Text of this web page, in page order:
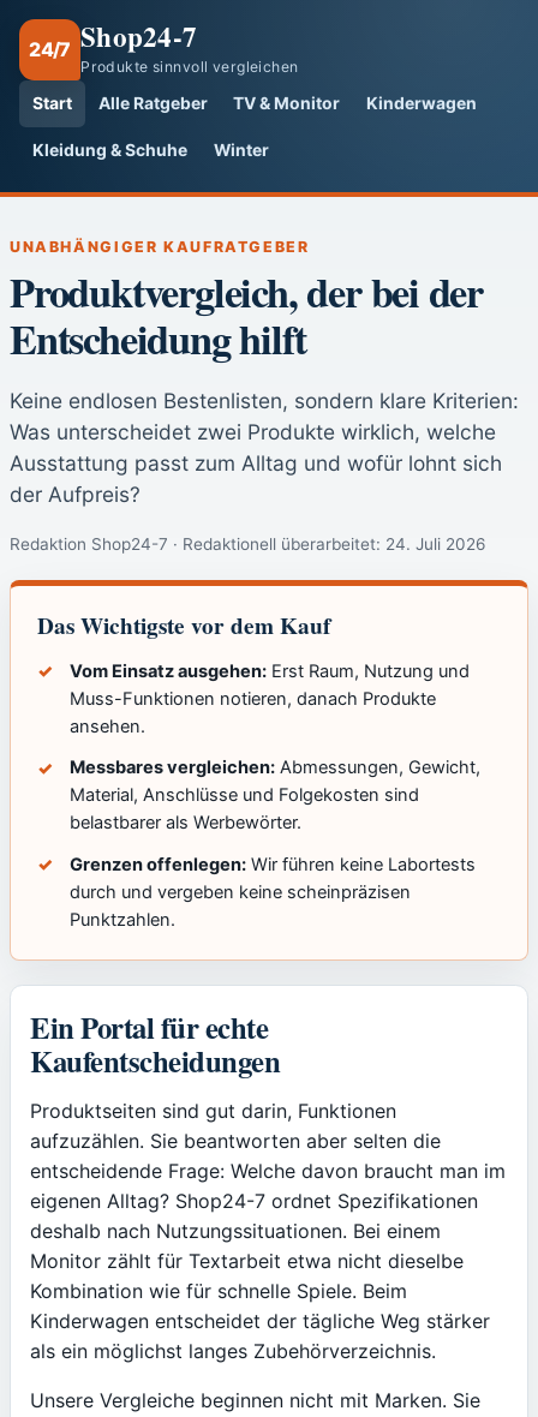
24/7 Shop24-7
Produkte sinnvoll vergleichen
Start Alle Ratgeber TV & Monitor Kinderwagen
Kleidung & Schuhe Winter
UNABHÄNGIGER KAUFRATGEBER
Produktvergleich, der bei der
Entscheidung hilft
Keine endlosen Bestenlisten, sondern klare Kriterien:
Was unterscheidet zwei Produkte wirklich, welche
Ausstattung passt zum Alltag und wofür lohnt sich
der Aufpreis?
Redaktion Shop24-7 · Redaktionell überarbeitet: 24. Juli 2026
Das Wichtigste vor dem Kauf
Vom Einsatz ausgehen:Erst Raum, Nutzung und
Muss-Funktionen notieren, danach Produkte
ansehen.
Messbares vergleichen:Abmessungen, Gewicht,
Material, Anschlüsse und Folgekosten sind
belastbarer als Werbewörter.
Grenzen offenlegen:Wir führen keine Labortests
durch und vergeben keine scheinpräzisen
Punktzahlen.
Ein Portal für echte
Kaufentscheidungen
Produktseiten sind gut darin, Funktionen
aufzuzählen. Sie beantworten aber selten die
entscheidende Frage: Welche davon braucht man im
eigenen Alltag? Shop24-7 ordnet Spezifikationen
deshalb nach Nutzungssituationen. Bei einem
Monitor zählt für Textarbeit etwa nicht dieselbe
Kombination wie für schnelle Spiele. Beim
Kinderwagen entscheidet der tägliche Weg stärker
als ein möglichst langes Zubehörverzeichnis.
Unsere Vergleiche beginnen nicht mit Marken. Sie